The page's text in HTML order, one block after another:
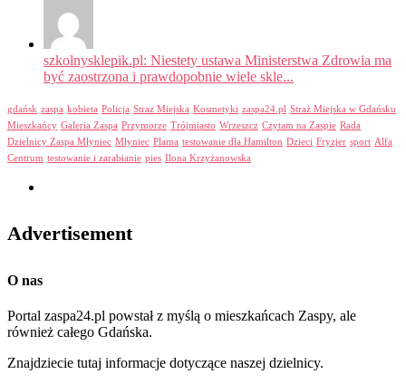
szkolnysklepik.pl: Niestety ustawa Ministerstwa Zdrowia ma
być zaostrzona i prawdopobnie wiele skle...
gdańsk zaspa kobieta Policja Straz Miejska Kosmetyki zaspa24.pl Straż Miejska w Gdańsku
Mieszkańcy Galeria Zaspa Przymorze Trójmiasto Wrzeszcz Czytam na Zaspie Rada
Dzielnicy Zaspa Młyniec Młyniec Plama testowanie dla Hamilton Dzieci Fryzjer sport Alfa
Centrum testowanie i zarabianie pies Ilona Krzyżanowska
Advertisement
O nas
Portal zaspa24.pl powstał z myślą o mieszkańcach Zaspy, ale
również całego Gdańska.
Znajdziecie tutaj informacje dotyczące naszej dzielnicy.